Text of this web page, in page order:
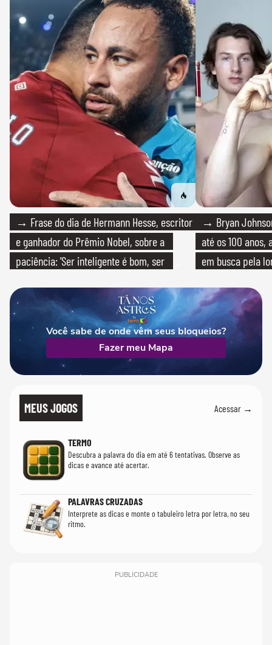
→ Frase do dia de Hermann Hesse, escritor
e ganhador do Prêmio Nobel, sobre a
paciência: 'Ser inteligente é bom, ser
→ Bryan
até os 100
em busca pela
Você sabe de onde vêm seus bloqueios?
Fazer meu Mapa
MEUS JOGOS Acessar →
TERMO
Descubra a palavra do dia em até 6 tentativas. Observe as
dicas e avance até acertar.
PALAVRAS CRUZADAS
Interprete as dicas e monte o tabuleiro letra por letra, no seu
ritmo.
PUBLICIDADE